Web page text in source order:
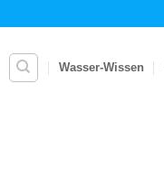
Wasser-Wissen